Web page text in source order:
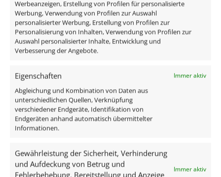
Werbeanzeigen, Erstellung von Profilen für personalisierte
Werbung, Verwendung von Profilen zur Auswahl
personalisierter Werbung, Erstellung von Profilen zur
Personalisierung von Inhalten, Verwendung von Profilen zur
Auswahl personalisierter Inhalte, Entwicklung und
Verbesserung der Angebote.
Eigenschaften Immer aktiv
Abgleichung und Kombination von Daten aus
unterschiedlichen Quellen, Verknüpfung
verschiedener Endgeräte, Identifikation von
Endgeräten anhand automatisch übermittelter
Informationen.
Gewährleistung der Sicherheit, Verhinderung
und Aufdeckung von Betrug und
Fehlerbehebung, Bereitstellung und Anzeige
Immer aktiv
Das enthaltene Leuchtmittel verfügt über einen
modernen Reflektor, ist austauschbar und ist direkt
Komponenten des Strahlers im Lieferumfang
enthalten sind:
1x Bad Einbaurahmen Forma Aqua IP44
Aluminium matt-geschliffen rund
Technische Daten